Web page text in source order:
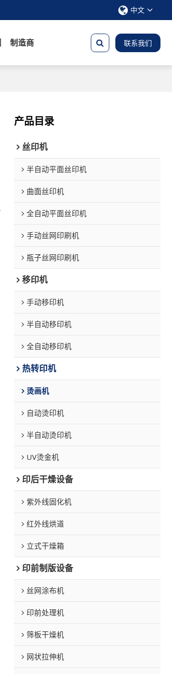
中文
制造商 联系我们
产品目录
丝印机
半自动平面丝印机
曲面丝印机
全自动平面丝印机
手动丝网印刷机
瓶子丝网印刷机
移印机
手动移印机
半自动移印机
全自动移印机
热转印机
烫画机
自动烫印机
半自动烫印机
UV烫金机
印后干燥设备
紫外线固化机
红外线烘道
立式干燥箱
印前制版设备
丝网涂布机
印前处理机
筛板干燥机
网状拉伸机